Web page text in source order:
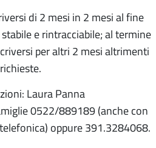
di 2 mesi in 2 mesi al fine
e rintracciabile; al termine
per altri 2 mesi altrimenti
Laura Panna
0522/889189 (anche con
oppure 391.3284068.